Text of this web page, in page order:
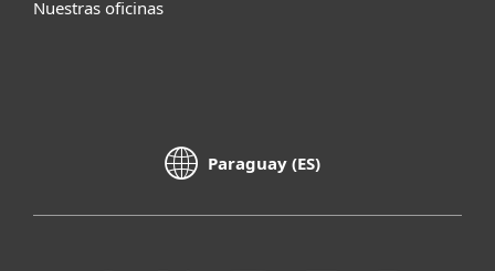
Nuestras oficinas
Paraguay (ES)